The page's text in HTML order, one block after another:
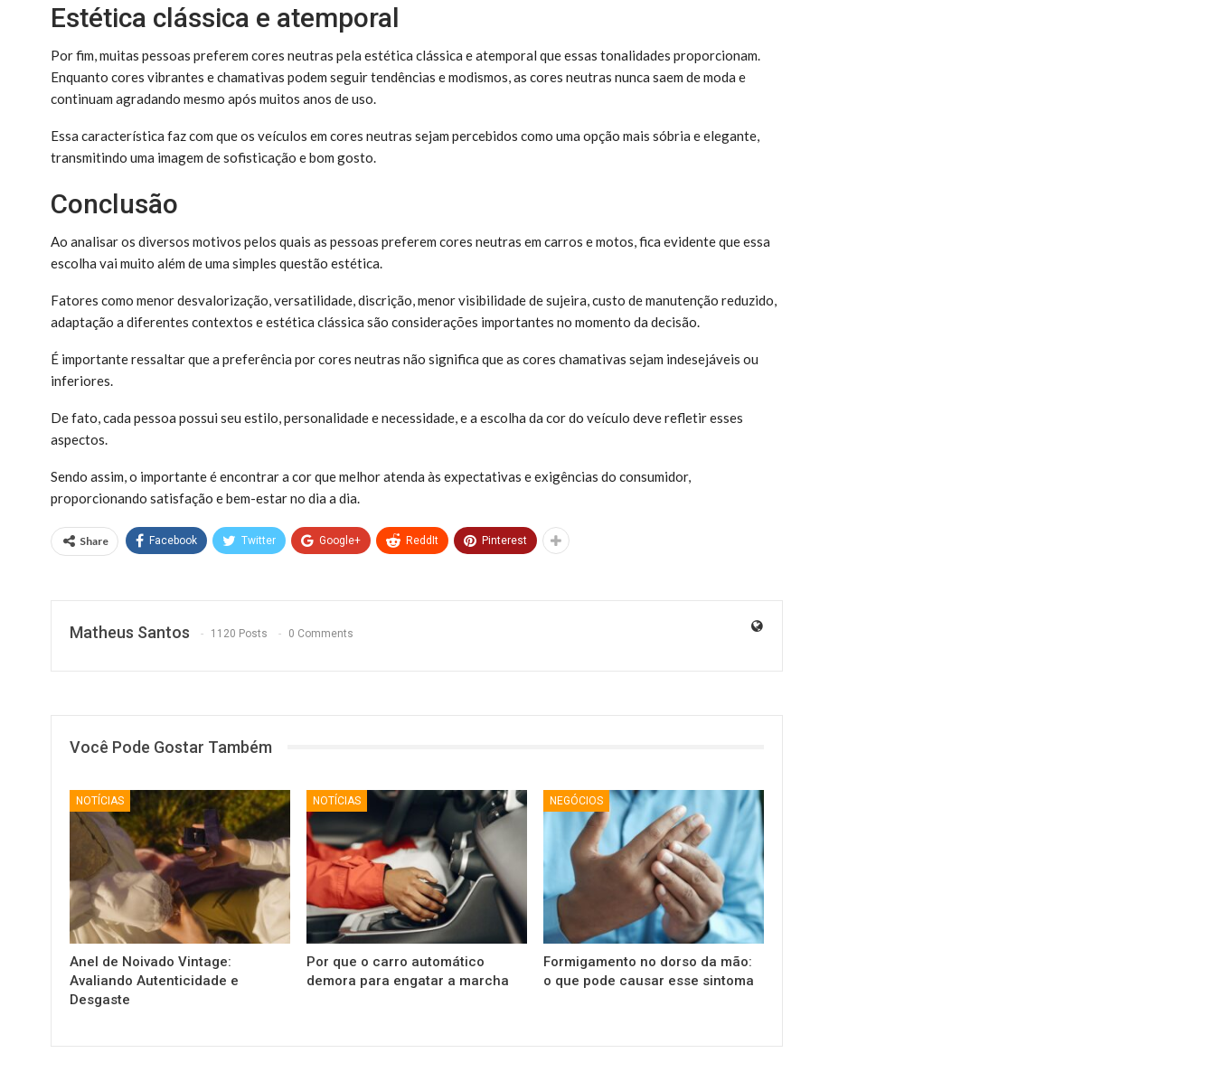
Estética clássica e atemporal
Por fim, muitas pessoas preferem cores neutras pela estética clássica e atemporal que essas tonalidades proporcionam.
Enquanto cores vibrantes e chamativas podem seguir tendências e modismos, as cores neutras nunca saem de moda e
continuam agradando mesmo após muitos anos de uso.
Essa característica faz com que os veículos em cores neutras sejam percebidos como uma opção mais sóbria e elegante,
transmitindo uma imagem de sofisticação e bom gosto.
Conclusão
Ao analisar os diversos motivos pelos quais as pessoas preferem cores neutras em carros e motos, fica evidente que essa
escolha vai muito além de uma simples questão estética.
Fatores como menor desvalorização, versatilidade, discrição, menor visibilidade de sujeira, custo de manutenção reduzido,
adaptação a diferentes contextos e estética clássica são considerações importantes no momento da decisão.
É importante ressaltar que a preferência por cores neutras não significa que as cores chamativas sejam indesejáveis ou
inferiores.
De fato, cada pessoa possui seu estilo, personalidade e necessidade, e a escolha da cor do veículo deve refletir esses
aspectos.
Sendo assim, o importante é encontrar a cor que melhor atenda às expectativas e exigências do consumidor,
proporcionando satisfação e bem-estar no dia a dia.
Share Facebook Twitter Google+ ReddIt Pinterest
Matheus Santos 1120 Posts 0 Comments
Você Pode Gostar Também
NOTÍCIAS
Anel de Noivado Vintage:
Avaliando Autenticidade e
Desgaste
NOTÍCIAS
Por que o carro automático
demora para engatar a marcha
NEGÓCIOS
Formigamento no dorso da mão:
o que pode causar esse sintoma